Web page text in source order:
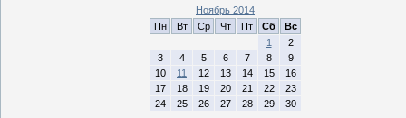
Ноябрь 2014
Пн
Вт Ср Чт Пт Сб
Вс
1
2
3
4 5 6 7 8
9
10
11 12 13 14 15
16
17
18 19 20 21 22
23
24
25 26 27 28 29 30